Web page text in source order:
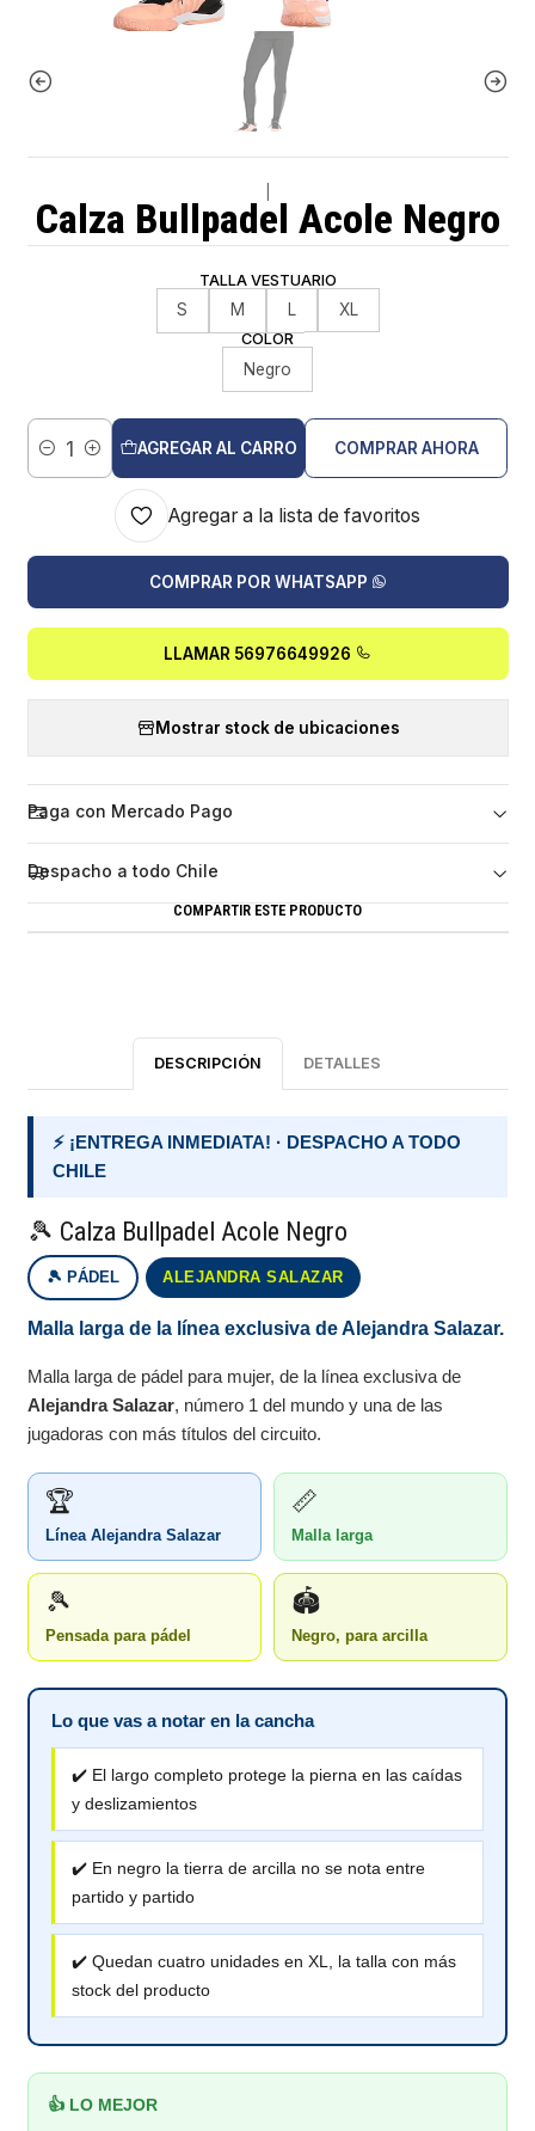
Calza Bullpadel Acole Negro
TALLA VESTUARIO
S M L XL
COLOR
Negro
Cantidad
AGREGAR AL CARRO COMPRAR AHORA
Agregar a la lista de favoritos
COMPRAR POR WHATSAPP
LLAMAR 56976649926
Mostrar stock de ubicaciones
Paga con Mercado Pago
Despacho a todo Chile
COMPARTIR ESTE PRODUCTO
DESCRIPCIÓN DETALLES
⚡ ¡ENTREGA INMEDIATA! · DESPACHO A TODO
CHILE
🎾 Calza Bullpadel Acole Negro
🎾 PÁDEL ALEJANDRA SALAZAR
Malla larga de la línea exclusiva de Alejandra Salazar.
Malla larga de pádel para mujer, de la línea exclusiva de
Alejandra Salazar, número 1 del mundo y una de las
jugadoras con más títulos del circuito.
🏆
Línea Alejandra Salazar
📏
Malla larga
🎾
Pensada para pádel
🏟️
Negro, para arcilla
Lo que vas a notar en la cancha
✔️ El largo completo protege la pierna en las caídas
y deslizamientos
✔️ En negro la tierra de arcilla no se nota entre
partido y partido
✔️ Quedan cuatro unidades en XL, la talla con más
stock del producto
👍 LO MEJOR